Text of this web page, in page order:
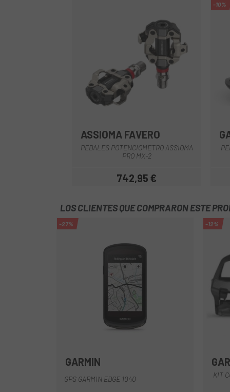
Negro
ASSIOMA FAVERO
PEDALES POTENCIOMETRO ASSIOMA
PRO MX-2
Precio
742,95 €
-10%
LOS CLIENTES QUE COMPRARON ESTE
-27%
GARMIN
GPS GARMIN EDGE 1040
-12%
KIT